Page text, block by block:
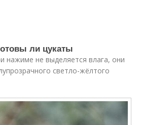
ли цукаты
нажиме не выделяется влага, они
светло-жёлтого